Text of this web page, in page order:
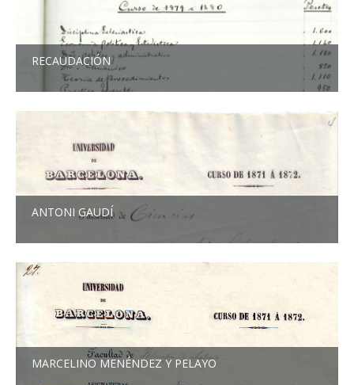
RECAUDACIÓN
ANTONI GAUDÍ
MARCELINO MENÉNDEZ Y PELAYO